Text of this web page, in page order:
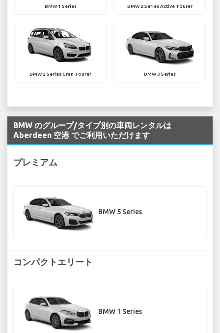
BMW 1 Series BMW 2 Series Active Tourer
BMW 2 Series Gran Tourer BMW 3 Series
BMW のグループ/タイプ別の車両レンタルは
Aberdeen 空港 でご利用いただけます
プレミアム
BMW 5 Series
コンパクトエリート
BMW 1 Series